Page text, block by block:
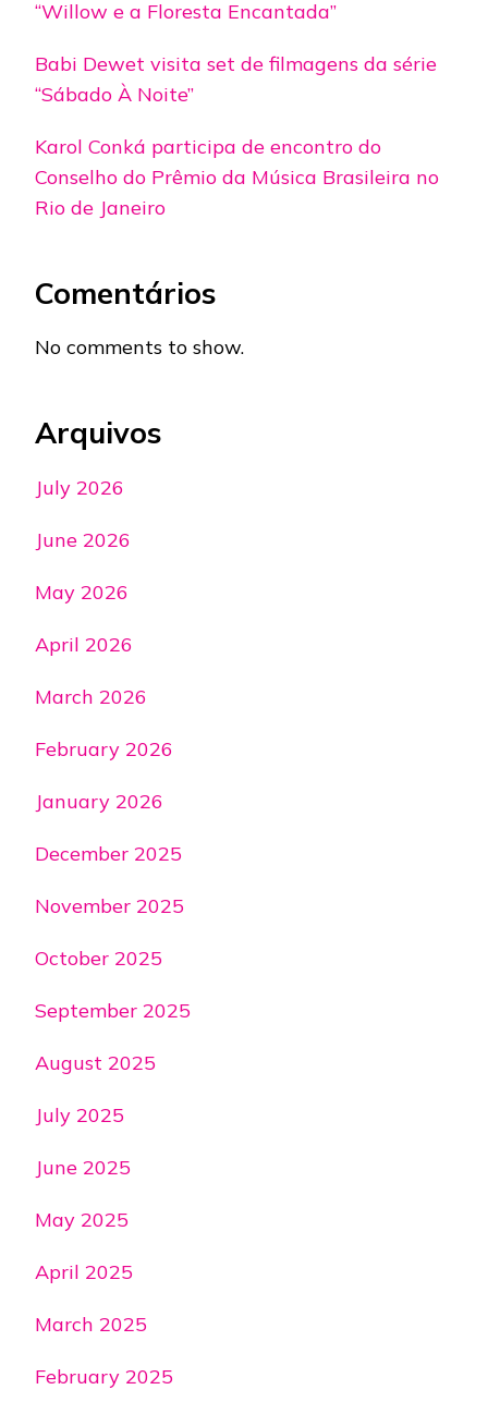
“Willow e a Floresta Encantada”
Babi Dewet visita set de filmagens da série
“Sábado À Noite”
Karol Conká participa de encontro do
Conselho do Prêmio da Música Brasileira no
Rio de Janeiro
Comentários
No comments to show.
Arquivos
July 2026
June 2026
May 2026
April 2026
March 2026
February 2026
January 2026
December 2025
November 2025
October 2025
September 2025
August 2025
July 2025
June 2025
May 2025
April 2025
March 2025
February 2025